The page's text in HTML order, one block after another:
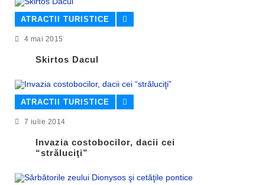
ATRACTII TURISTICE
4 mai 2015
Skirtos Dacul
ATRACTII TURISTICE
7 iulie 2014
Invazia costobocilor, dacii cei
“străluciţi”